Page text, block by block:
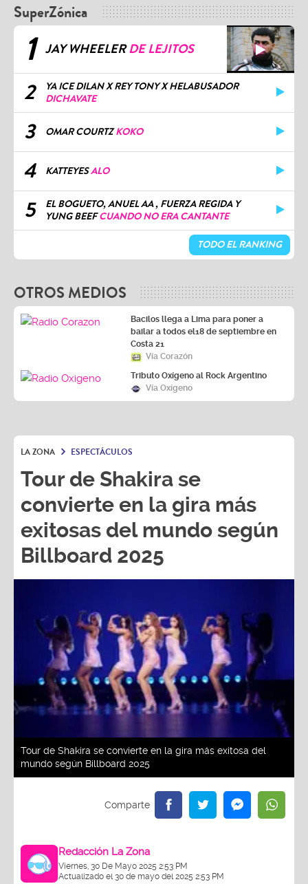
SuperZónica
1 JAY WHEELERDE LEJITOS
2
YA ICE DILAN X REY TONY X HELABUSADOR
DICHAVATE
3 OMAR COURTZKOKO
4 KATTEYESALO
5
EL BOGUETO, ANUEL AA , FUERZA REGIDA Y
YUNG BEEFCUANDO NO ERA CANTANTE
TODO EL RANKING
OTROS MEDIOS
Bacilos llega a Lima para poner a
bailar a todos el18 de septiembre en
Costa 21
Vía Corazón
Tributo Oxígeno al Rock Argentino
Vía Oxígeno
LA ZONA ESPECTÁCULOS
Tour de Shakira se
convierte en la gira más
exitosas del mundo según
Billboard 2025
Tour de Shakira se convierte en la gira más exitosa del
mundo según Billboard 2025
Redacción La Zona
Viernes, 30 De Mayo 2025 2:53 PM
Actualizado el 30 de mayo del 2025 2:53 PM